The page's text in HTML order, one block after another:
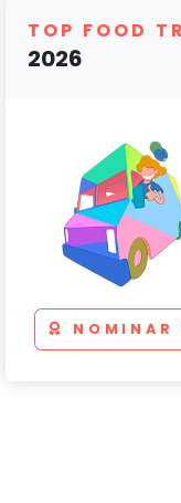
TOP FOOD
2026
NOMINAR